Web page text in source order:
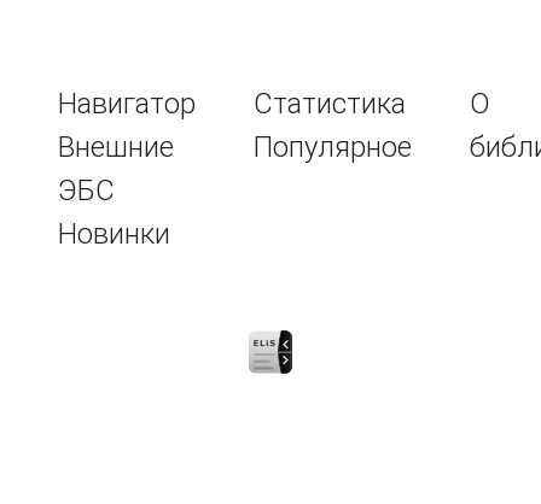
Навигатор
Внешние
ЭБС
Новинки
Статистика
Популярное
О